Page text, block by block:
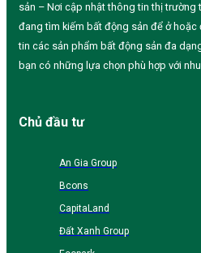
sản – Nơi cập nhật thông tin thị
đang tìm kiếm bất động sản để ở hoặc
tin các sản phẩm bất động sản đa
bạn có những lựa chọn phù hợp với
Chủ đầu tư
An Gia Group
Bcons
CapitaLand
Đất Xanh Group